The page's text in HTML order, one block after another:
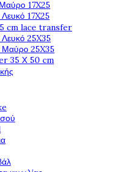
17X25
17X25
cm lace transfer
25X35
25X35
35 Χ 50 cm